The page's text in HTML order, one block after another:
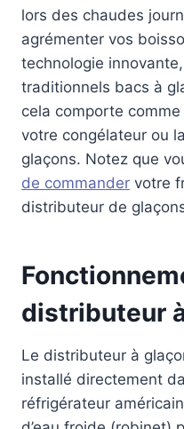
lors des chaudes
agrémenter vos
technologie
traditionnels bacs à
cela comporte comme
votre congélateur ou
glaçons. Notez que
de commander votre
distributeur de
distributeur
Le distributeur à
installé directement
réfrigérateur